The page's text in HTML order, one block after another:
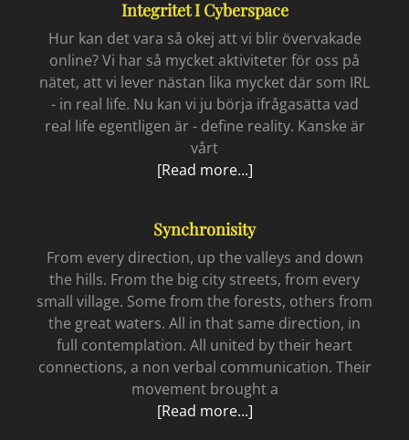
Integritet I Cyberspace
Hur kan det vara så okej att vi blir övervakade
online? Vi har så mycket aktiviteter för oss på
nätet, att vi lever nästan lika mycket där som IRL
- in real life. Nu kan vi ju börja ifrågasätta vad
real life egentligen är - define reality. Kanske är
vårt
[Read more...]Integritet
Synchronisity
From every direction, up the valleys and down
the hills. From the big city streets, from every
small village. Some from the forests, others from
the great waters. All in that same direction, in
full contemplation. All united by their heart
connections, a non verbal communication. Their
movement brought a
[Read more...]Synchronisity